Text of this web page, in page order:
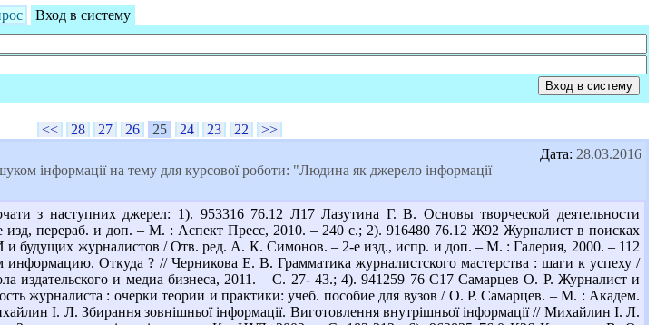
Вход в систему
<< 28 27 26 25 24 23 22
>>
Дата: 28.03.2016
інформації на тему для курсової роботи: "Людина як джерело інформації
з наступних джерел: 1). 953316 76.12 Л17 Лазутина Г. В. Основы творческой деятельности
изд, перераб. и доп. – М. : Аспект Пресс, 2010. – 240 с.; 2). 916480 76.12 Ж92 Журналист в поисках
будущих журналистов / Отв. ред. А. К. Симонов. – 2-е изд., испр. и доп. – М. : Галерия, 2000. – 112
Откуда ? // Черникова Е. В. Грамматика журналистского мастерства : шаги к успеху /
издательского и медиа бизнеса, 2011. – С. 27- 43.; 4). 941259 76 С17 Самарцев О. Р. Журналист и
журналиста : очерки теории и практики: учеб. пособие для вузов / О. Р. Самарцев. – М. : Академ.
І. Л. Збирання зовнішньої інформації. Виготовлення внутрішньої інформації // Михайлин І. Л.